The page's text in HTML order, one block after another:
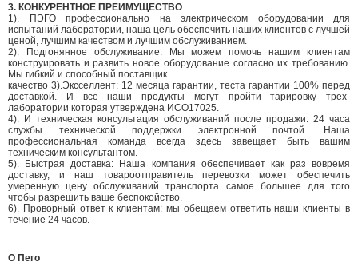
3. КОНКУРЕНТНОЕ ПРЕИМУЩЕСТВО
1). ПЭГО профессионально на электрическом оборудовании для
испытаний лаборатории, наша цель обеспечить наших клиентов с лучшей
ценой, лучшим качеством и лучшим обслуживанием.
2). Подгонянное обслуживание: Мы можем помочь нашим клиентам
конструировать и развить новое оборудование согласно их требованию.
Мы гибкий и способный поставщик.
качество 3).Эксселлент: 12 месяца гарантии, теста гарантии 100% перед
доставкой. И все наши продукты могут пройти тарировку трех-
лаборатории которая утверждена ИСО17025.
4). И техническая консультация обслуживаний после продажи: 24 часа
службы технической поддержки электронной почтой. Наша
профессиональная команда всегда здесь завещает быть вашим
техническим консультантом.
5). Быстрая доставка: Наша компания обеспечивает как раз вовремя
доставку, и наш товароотправитель перевозки может обеспечить
умеренную цену обслуживаний транспорта самое большее для того
чтобы разрешить ваше беспокойство.
6). Проворный ответ к клиентам: мы обещаем ответить наши клиенты в
течение 24 часов.
О Пего